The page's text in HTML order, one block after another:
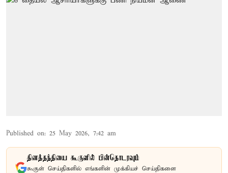
Published on: 25 May 2026, 7:42 am
தினத்தந்தியை கூகுளில் பின்தொடரவும்
கூகுள் செய்திகளில் எங்களின் முக்கியச் செய்திகளை